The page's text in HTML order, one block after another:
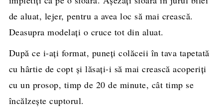
de aluat, lejer, pentru a avea loc să mai crească.
Deasupra modelați o cruce tot din aluat.
După ce i-ați format, puneți colăceii în tava tapetată
cu hârtie de copt și lăsați-i să mai crească acoperiți
cu un prosop, timp de 20 de minute, cât timp se
încălzește cuptorul.